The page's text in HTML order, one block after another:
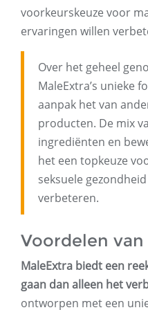
voorkeurskeuze voor
ervaringen willen
Over het geheel
MaleExtra’s unieke
aanpak het van
producten. De mix
ingrediënten en
het een topkeuze
seksuele
verbeteren.
Voordelen
MaleExtra biedt een
gaan dan alleen het
ontworpen met een